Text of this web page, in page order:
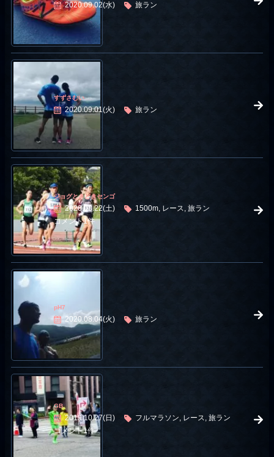
2020.09.02(水) 旅ラン
すずさむい
2020.09.01(火) 旅ラン
ジョグときどきセンゴ
2020.08.22(土)
1500m, レース, 旅ラン
コメント1件
pH7
2020.08.04(火) 旅ラン
GB
2019.10.27(日)
フルマラソン, レース, 旅ラン
コメント1件